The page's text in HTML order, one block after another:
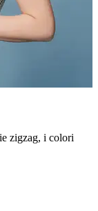
zigzag, i colori